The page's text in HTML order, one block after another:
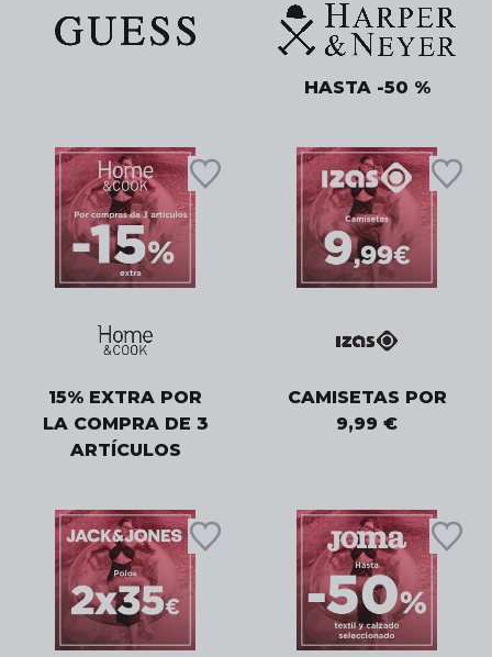
HASTA -50 %
15% EXTRA POR
LA COMPRA DE 3
ARTÍCULOS
CAMISETAS POR
9,99 €